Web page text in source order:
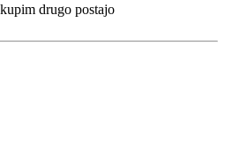
drugo postajo